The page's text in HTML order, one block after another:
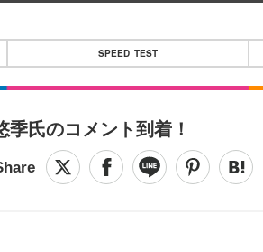
SPEED TEST
氏のコメント到着！